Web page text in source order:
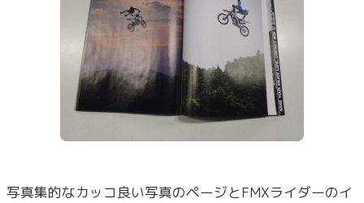
写真集的なカッコ良い写真のページとFMXライダーのイ